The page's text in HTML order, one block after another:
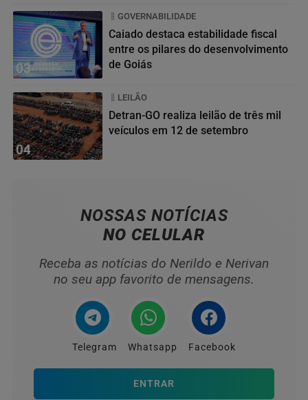
03
GOVERNABILIDADE
Caiado destaca estabilidade fiscal
entre os pilares do desenvolvimento
de Goiás
04
LEILÃO
Detran-GO realiza leilão de três mil
veículos em 12 de setembro
NOSSAS NOTÍCIAS
NO CELULAR
Receba as notícias do Nerildo e Nerivan
no seu app favorito de mensagens.
Telegram Whatsapp Facebook
ENTRAR